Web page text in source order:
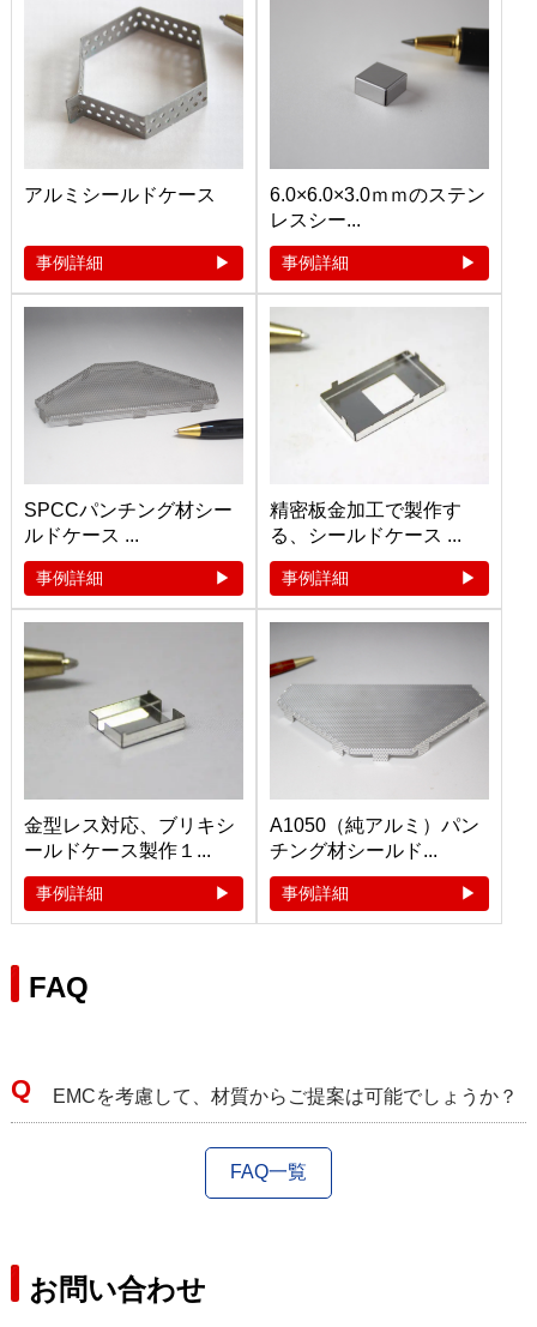
アルミシールドケース
事例詳細
6.0×6.0×3.0ｍｍのステン
レスシー...
事例詳細
SPCCパンチング材シー
ルドケース ...
事例詳細
精密板金加工で製作す
る、シールドケース ...
事例詳細
金型レス対応、ブリキシ
ールドケース製作１...
事例詳細
A1050（純アルミ）パン
チング材シールド...
事例詳細
FAQ
EMCを考慮して、材質からご提案は可能でしょうか？
FAQ一覧
お問い合わせ